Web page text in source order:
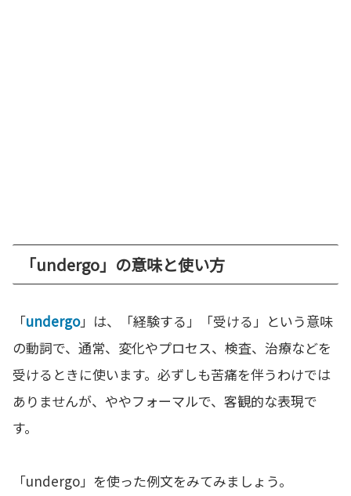
「undergo」の意味と使い方
「undergo」は、「経験する」「受ける」という意味
の動詞で、通常、変化やプロセス、検査、治療などを
受けるときに使います。必ずしも苦痛を伴うわけでは
ありませんが、ややフォーマルで、客観的な表現で
す。
「undergo」を使った例文をみてみましょう。